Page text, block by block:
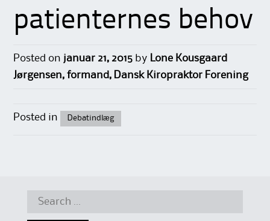
patienternes behov
Posted on januar 21, 2015 by Lone Kousgaard
Jørgensen, formand, Dansk Kiropraktor Forening
Posted in Debatindlæg
Search